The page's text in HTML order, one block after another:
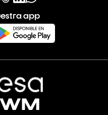
app